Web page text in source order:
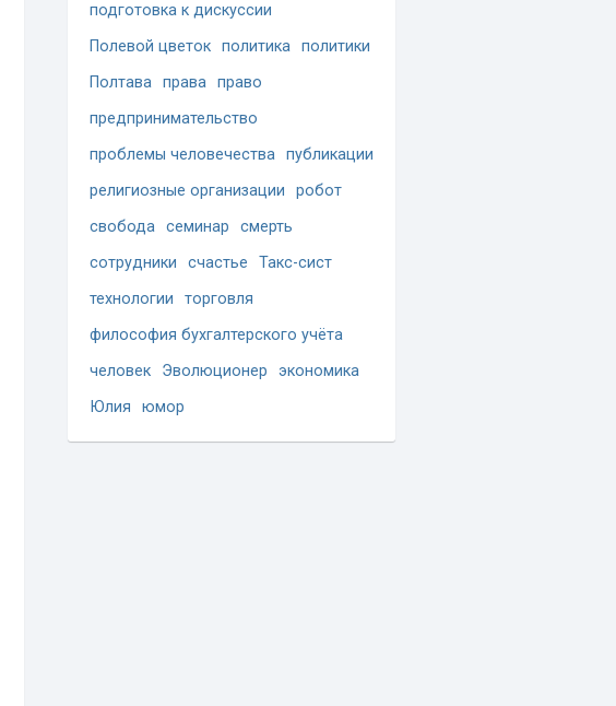
подготовка к дискуссии
Полевой цветок политика политики
Полтава права право
предпринимательство
проблемы человечества публикации
религиозные организации
робот
свобода семинар
смерть
сотрудники
счастье
Такс-сист
технологии
торговля
философия бухгалтерского учёта
человек
Эволюционер
экономика
Юлия
юмор